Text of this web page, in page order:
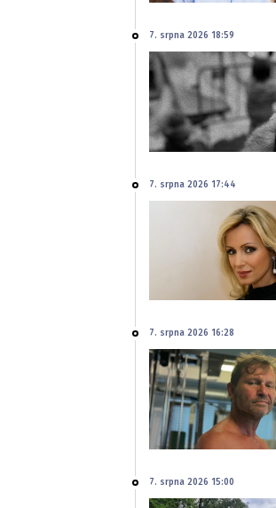
7. srpna 2026 18:59
7. srpna 2026 17:44
7. srpna 2026 16:28
7. srpna 2026 15:00